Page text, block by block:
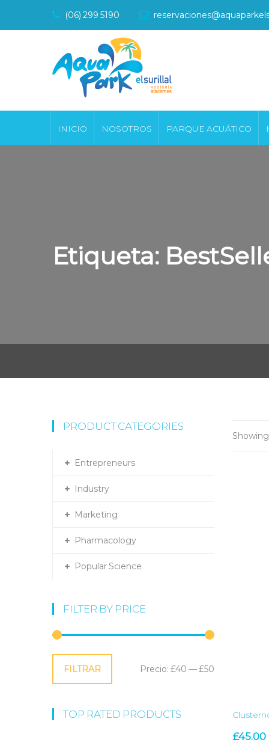
(06) 299 5190
INICIO NOSOTROS PARQUE ACUÁTICO
Etiqueta:
£45.00
PRODUCT CATEGORIES
Entrepreneurs
Industry
Marketing
Pharmacology
Popular Science
FILTER BY PRICE
mínimo
máximo
FILTRAR Precio: £40 —£50
TOP RATED PRODUCTS